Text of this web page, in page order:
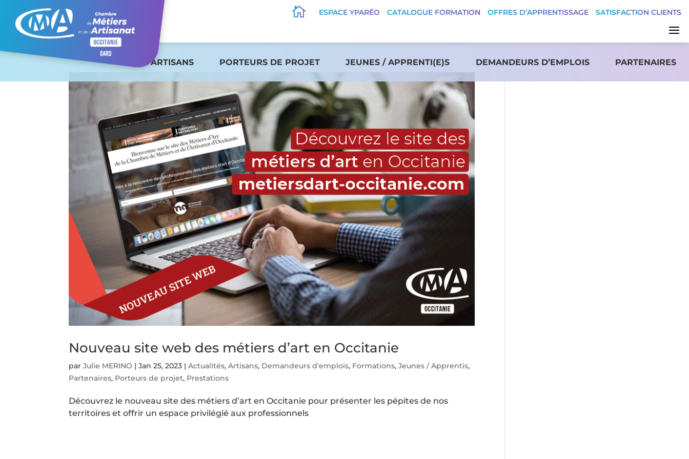
 ESPACE YPARÉO CATALOGUE FORMATION OFFRES D’APPRENTISSAGE SATISFACTION CLIENTS
ARTISANS PORTEURS DE PROJET JEUNES / APPRENTI(E)S DEMANDEURS D’EMPLOIS PARTENAIRES
Nouveau site web des métiers d’art en Occitanie
parJulie MERINO |Jan 25, 2023 |Actualités,Artisans, Demandeurs d'emplois, Formations,Jeunes / Apprentis,
Partenaires, Porteurs de projet, Prestations
Découvrez le nouveau site des métiers d’art en Occitanie pour présenter les pépites de nos
territoires et offrir un espace privilégié aux professionnels